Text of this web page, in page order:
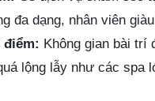
đa dạng, nhân viên
Không gian bài trí
lộng lẫy như các spa